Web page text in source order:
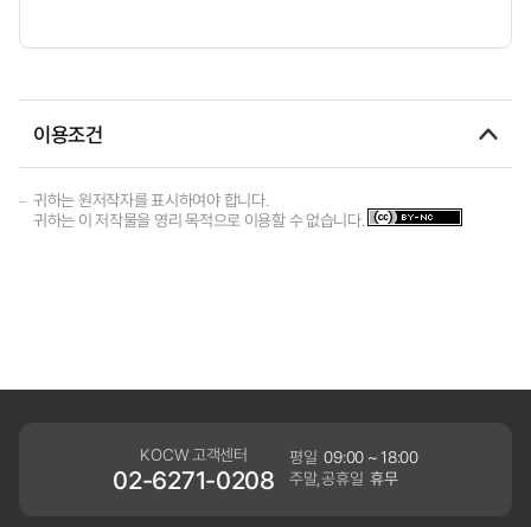
이용조건
귀하는 원저작자를 표시하여야 합니다.
귀하는 이 저작물을 영리 목적으로 이용할 수 없습니다.
KOCW 고객센터
02-6271-0208
평일 09:00 ~ 18:00
주말,공휴일 휴무